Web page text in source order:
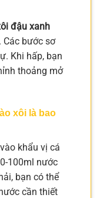
đậu xanh
Các bước sơ
Khi hấp, bạn
thoảng mở
xôi là bao
khẩu vị cá
100ml nước
bạn có thể
cần thiết